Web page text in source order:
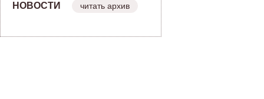
НОВОСТИ читать архив